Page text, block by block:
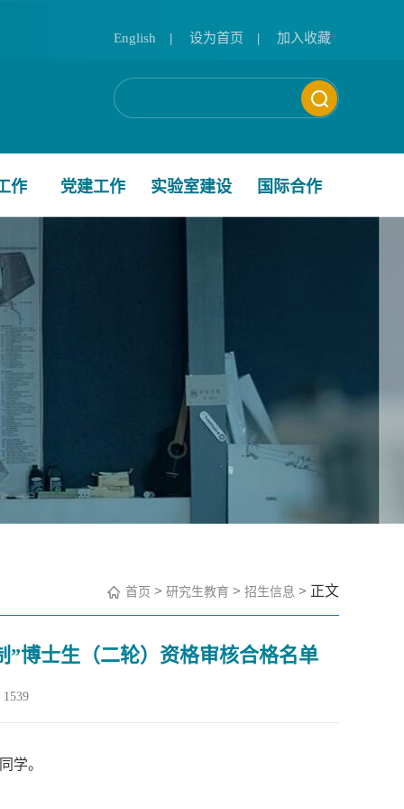
English | 设为首页 | 加入收藏
作 党建工作 实验室建设 国际合作
首页 > 研究生教育 > 招生信息 > 正文
”博士生（二轮）资格审核合格名单
1539
学。